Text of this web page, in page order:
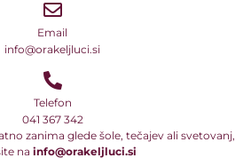
Email
info@orakeljluci.si
Telefon
041 367 342
zanima glede šole, tečajev ali svetovanj,
na info@orakeljluci.si